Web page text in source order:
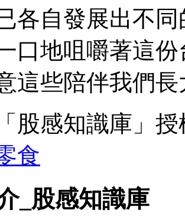
各自發展出不
口地咀嚼著這
這些陪伴我們
股感知識庫」
食
_股感知識庫